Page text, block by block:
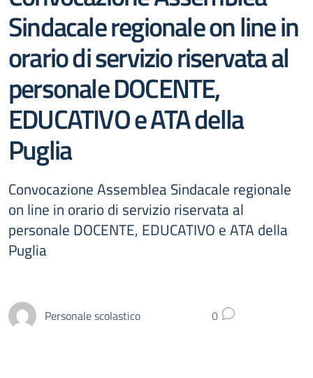
Sindacale regionale on line in
orario di servizio riservata al
personale DOCENTE,
EDUCATIVO e ATA della
Puglia
Convocazione Assemblea Sindacale regionale
on line in orario di servizio riservata al
personale DOCENTE, EDUCATIVO e ATA della
Puglia
Personale scolastico 0